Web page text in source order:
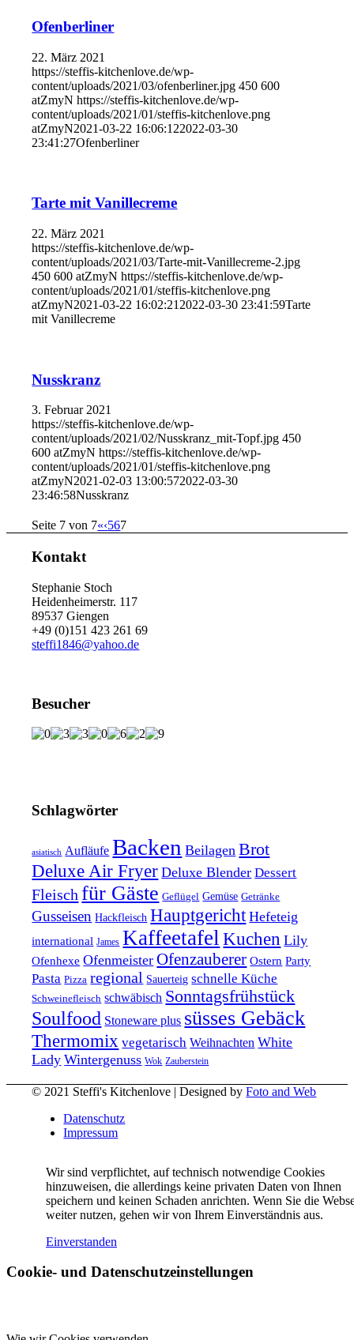
Ofenberliner
22. März 2021
https://steffis-kitchenlove.de/wp-
content/uploads/2021/03/ofenberliner.jpg 450 600
atZmyN https://steffis-kitchenlove.de/wp-
content/uploads/2021/01/steffis-kitchenlove.png
atZmyN2021-03-22 16:06:122022-03-30
23:41:27Ofenberliner
Tarte mit Vanillecreme
22. März 2021
https://steffis-kitchenlove.de/wp-
content/uploads/2021/03/Tarte-mit-Vanillecreme-2.jpg
450 600 atZmyN https://steffis-kitchenlove.de/wp-
content/uploads/2021/01/steffis-kitchenlove.png
atZmyN2021-03-22 16:02:21 2022-03-30 23:41:59Tarte
mit Vanillecreme
Nusskranz
3. Februar 2021
https://steffis-kitchenlove.de/wp-
content/uploads/2021/02/Nusskranz_mit-Topf.jpg 450
600 atZmyN https://steffis-kitchenlove.de/wp-
content/uploads/2021/01/steffis-kitchenlove.png
atZmyN2021-02-03 13:00:572022-03-30
23:46:58Nusskranz
Seite 7 von 7«‹567
Kontakt
Stephanie Stoch
Heidenheimerstr. 117
89537 Giengen
+49 (0)151 423 261 69
steffi1846@yahoo.de
Besucher
Schlagwörter
asiatisch Aufläufe Backen Beilagen Brot
Deluxe Air Fryer Deluxe Blender Dessert
Fleisch für Gäste Geflügel Gemüse Getränke
Gusseisen Hackfleisch Hauptgericht Hefeteig
international James Kaffeetafel Kuchen Lily
Ofenhexe Ofenmeister Ofenzauberer Ostern Party
Pasta Pizza regional Sauerteig schnelle Küche
Schweinefleisch schwäbisch Sonntagsfrühstück
Soulfood Stoneware plus süsses Gebäck
Thermomix vegetarisch Weihnachten White
Lady Wintergenuss Wok Zauberstein
© 2021 Steffi's Kitchenlove | Designed byFoto and Web
Datenschutz
Impressum
Wir sind verpflichtet, auf technisch notwendige Cookies
hinzuweisen, die allerdings keine privaten Daten von Ihnen
speichern und keinen Schaden anrichten. Wenn Sie die
weiter nutzen, gehen wir von Ihrem Einverständnis aus.
Einverstanden
Cookie- und Datenschutzeinstellungen